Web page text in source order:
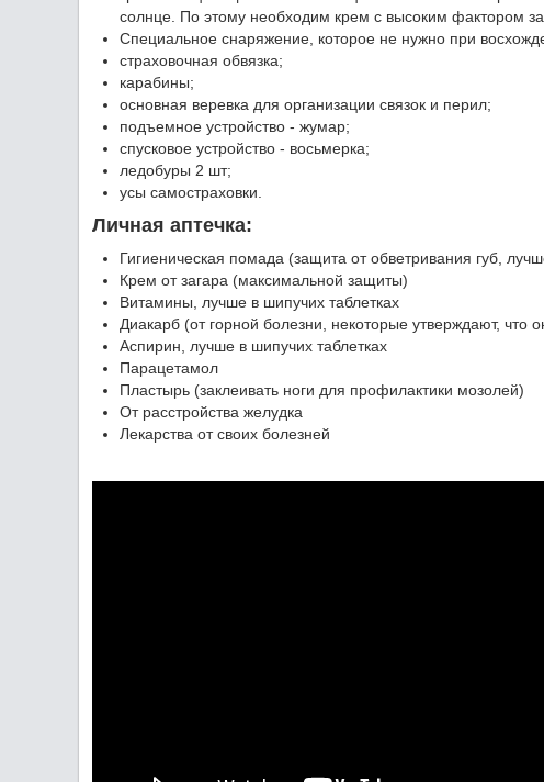
солнце. По этому необходим крем с высоким фактором
Специальное снаряжение, которое не нужно при
страховочная обвязка;
карабины;
основная веревка для организации связок и перил;
подъемное устройство - жумар;
спусковое устройство - восьмерка;
ледобуры 2 шт;
усы самостраховки.
Личная аптечка:
Гигиеническая помада (защита от обветривания губ,
Крем от загара (максимальной защиты)
Витамины, лучше в шипучих таблетках
Диакарб (от горной болезни, некоторые утверждают, что
Аспирин, лучше в шипучих таблетках
Парацетамол
Пластырь (заклеивать ноги для профилактики мозолей)
От расстройства желудка
Лекарства от своих болезней